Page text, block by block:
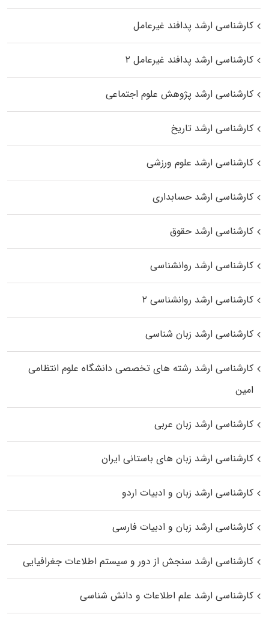
کارشناسی ارشد پدافند غیرعامل
کارشناسی ارشد پدافند غیرعامل ۲
کارشناسی ارشد پژوهش علوم اجتماعی
کارشناسی ارشد تاریخ
کارشناسی ارشد علوم ورزشی
کارشناسی ارشد حسابداری
کارشناسی ارشد حقوق
کارشناسی ارشد روانشناسی
کارشناسی ارشد روانشناسی ۲
کارشناسی ارشد زبان شناسی
کارشناسی ارشد رﺷﺘﻪ ﻫﺎی تخصصی داﻧﺸﮕﺎه ﻋﻠﻮم انتظامی
اﻣﻴﻦ
کارشناسی ارشد زبان عربی
کارشناسی ارشد زبان‌ های باستانی ایران
کارشناسی ارشد زبان و ادبیات اردو
کارشناسی ارشد زبان و ادبیات فارسی
کارشناسی ارشد سنجش از دور و سیستم اطلاعات جغرافیایی
کارشناسی ارشد علم اطلاعات و دانش شناسی